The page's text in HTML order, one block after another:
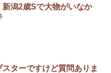
新潟2歳Sで大物がいなか
スターですけど質問ありま